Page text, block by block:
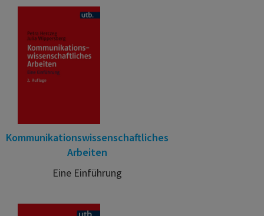
Kommunikationswissenschaftliches
Arbeiten
Eine Einführung